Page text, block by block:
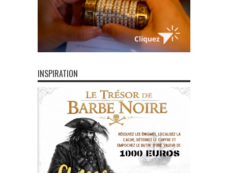
INSPIRATION